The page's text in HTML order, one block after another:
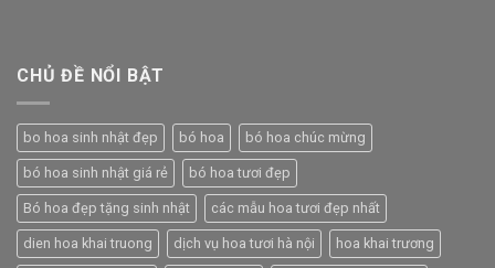
CHỦ ĐỀ NỔI BẬT
bo hoa sinh nhật đẹp bó hoa bó hoa chúc mừng
bó hoa sinh nhật giá rẻ bó hoa tươi đẹp
Bó hoa đẹp tặng sinh nhật các mẫu hoa tươi đẹp nhất
dien hoa khai truong dịch vụ hoa tươi hà nội hoa khai trương